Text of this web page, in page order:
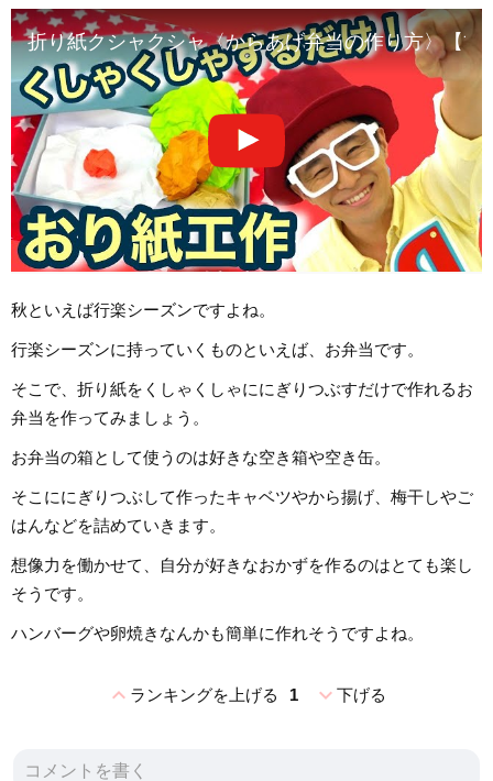
折り紙クシャクシャ〈からあげ弁当の作り方〉【簡
秋といえば行楽シーズンですよね。
行楽シーズンに持っていくものといえば、お弁当です。
そこで、折り紙をくしゃくしゃににぎりつぶすだけで作れるお
弁当を作ってみましょう。
お弁当の箱として使うのは好きな空き箱や空き缶。
そこににぎりつぶして作ったキャベツやから揚げ、梅干しやご
はんなどを詰めていきます。
想像力を働かせて、自分が好きなおかずを作るのはとても楽し
そうです。
ハンバーグや卵焼きなんかも簡単に作れそうですよね。
expand_lessランキングを上げる 1 expand_more下げる